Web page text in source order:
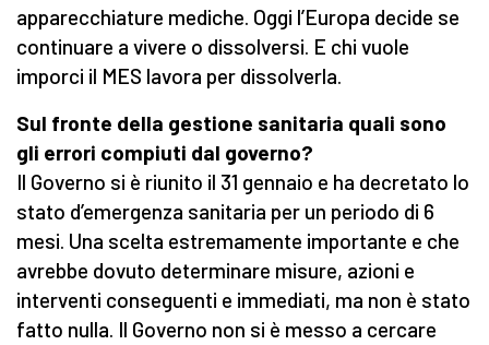
apparecchiature mediche. Oggi l’Europa decide se
continuare a vivere o dissolversi. E chi vuole
imporci il MES lavora per dissolverla.
Sul fronte della gestione sanitaria quali sono
gli errori compiuti dal governo?
Il Governo si è riunito il 31 gennaio e ha decretato lo
stato d’emergenza sanitaria per un periodo di 6
mesi. Una scelta estremamente importante e che
avrebbe dovuto determinare misure, azioni e
interventi conseguenti e immediati, ma non è stato
fatto nulla. Il Governo non si è messo a cercare